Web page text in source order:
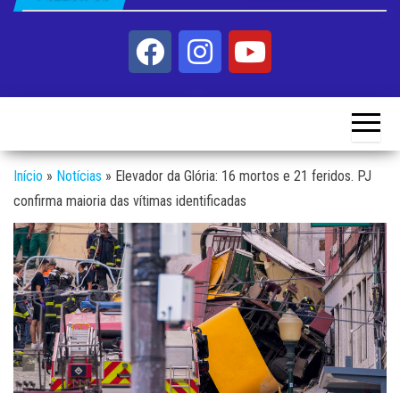
Início » Notícias » Elevador da Glória: 16 mortos e 21 feridos. PJ
confirma maioria das vítimas identificadas